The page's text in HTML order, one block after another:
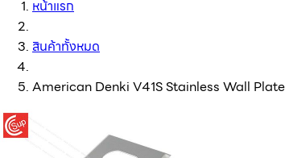
หน้าแรก
สินค้าทั้งหมด
American Denki V41S Stainless Wall